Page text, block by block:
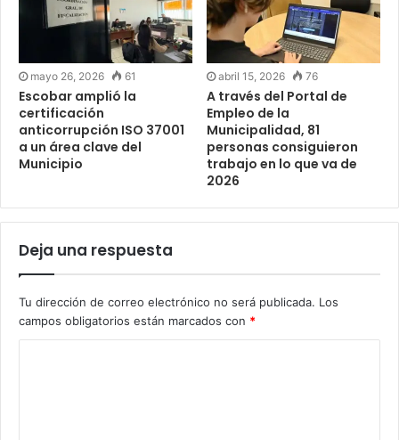
mayo 26, 2026 61
Escobar amplió la
certificación
anticorrupción ISO 37001
a un área clave del
Municipio
abril 15, 2026 76
A través del Portal de
Empleo de la
Municipalidad, 81
personas consiguieron
trabajo en lo que va de
2026
Deja una respuesta
Tu dirección de correo electrónico no será publicada. Los
campos obligatorios están marcados con *